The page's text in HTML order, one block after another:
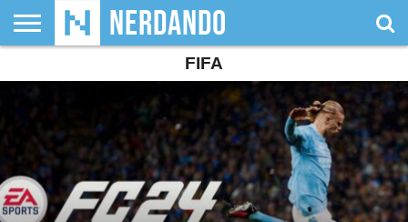
GIOCHI
GIOCHI
VIDEOGAMES
FILM
FUMETTI
MAGIC:
DUNGEONS
WRESTLING
NERDANDO
I
FIFA